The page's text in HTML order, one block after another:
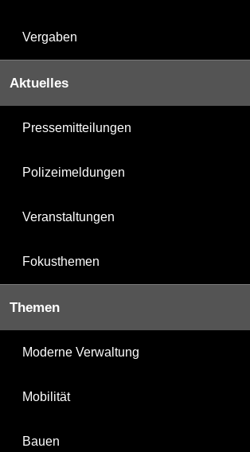
Vergaben
Aktuelles
Pressemitteilungen
Polizeimeldungen
Veranstaltungen
Fokusthemen
Themen
Moderne Verwaltung
Mobilität
Bauen